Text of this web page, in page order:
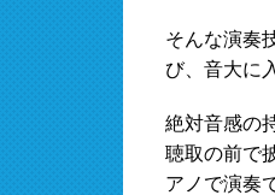
そんな演奏
び、音大に
絶対音感の
聴取の前で
アノで演奏